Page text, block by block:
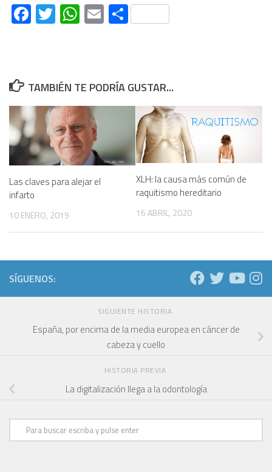
Facebook
Twitter
WhatsApp
EmailCompartir
TAMBIÉN TE PODRÍA GUSTAR...
Las claves para alejar el
infarto
10 ENERO, 2019
XLH: la causa más común de
raquitismo hereditario
16 ABRIL, 2020
SÍGUENOS:
SIGUIENTE HISTORIA
España, por encima de la media europea en cáncer de
cabeza y cuello
HISTORIA PREVIA
La digitalización llega a la odontología